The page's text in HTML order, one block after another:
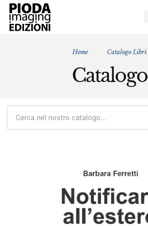
Home Catalogo Libri
Catalogo